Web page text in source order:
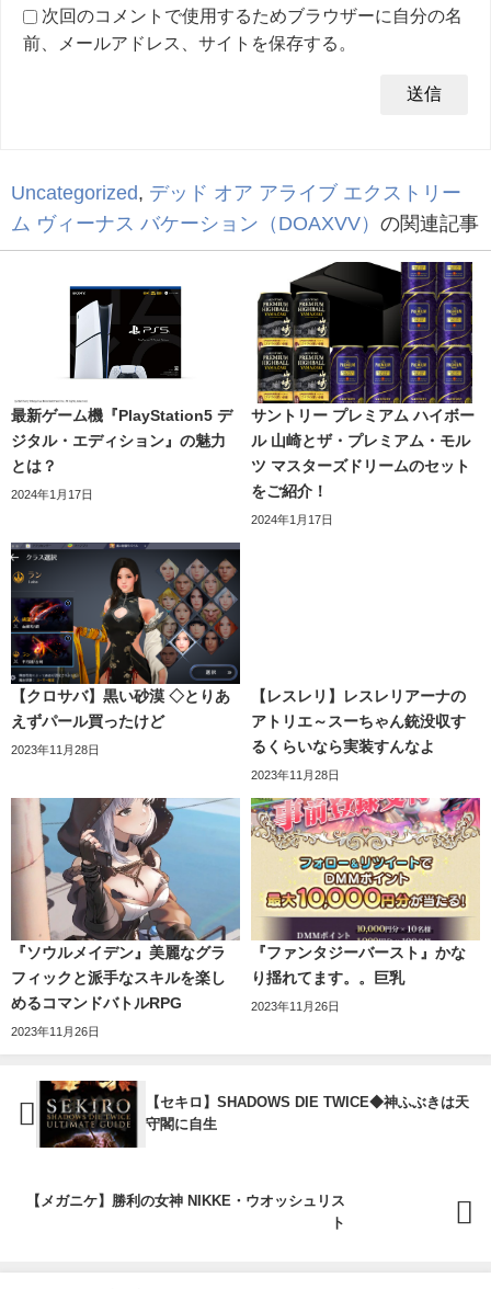
次回のコメントで使用するためブラウザーに自分の名
前、メールアドレス、サイトを保存する。
Uncategorized, デッド オア アライブ エクストリー
ム ヴィーナス バケーション（DOAXVV） の関連記事
最新ゲーム機『PlayStation5 デ
ジタル・エディション』の魅力
とは？
2024年1月17日
サントリー プレミアム ハイボー
ル 山崎とザ・プレミアム・モル
ツ マスターズドリームのセット
をご紹介！
2024年1月17日
【クロサバ】黒い砂漠 ◇とりあ
えずパール買ったけど
2023年11月28日
【レスレリ】レスレリアーナの
アトリエ～スーちゃん銃没収す
るくらいなら実装すんなよ
2023年11月28日
『ソウルメイデン』美麗なグラ
フィックと派手なスキルを楽し
めるコマンドバトルRPG
2023年11月26日
『ファンタジーバースト』かな
り揺れてます。。巨乳
2023年11月26日
【セキロ】SHADOWS DIE TWICE◆神ふぶきは天
守閣に自生
【メガニケ】勝利の女神 NIKKE・ウオッシュリス
ト